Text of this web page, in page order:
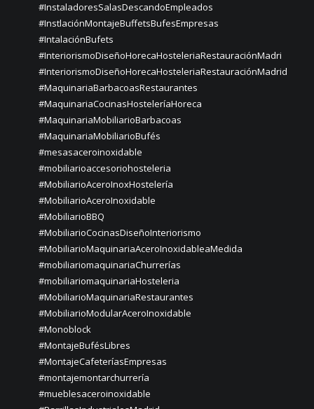
#InstaladoresSalasDescandoEmpleados
#InstlaciónMontajeBuffetsBufesEmpresas
#IntalaciónBufets
#InteriorismoDiseñoHorecaHosteleriaRestauraciónMadri
#InteriorismoDiseñoHorecaHosteleriaRestauraciónMadrid
#MaquinariaBarbacoasRestaurantes
#MaquinariaCocinasHosteleríaHoreca
#MaquinariaMobiliarioBarbacoas
#MaquinariaMobiliarioBufés
#mesasaceroinoxidable
#mobiliarioaccesoriohosteleria
#MobiliarioAceroInoxHostelería
#MobiliarioAceroInoxidable
#MobiliarioBBQ
#MobiliarioCocinasDiseñoInteriorismo
#MobiliarioMaquinariaAceroInoxidableaMedida
#mobiliariomaquinariaChurrerías
#mobiliariomaquinariaHosteleria
#MobiliarioMaquinariaRestaurantes
#MobiliarioModularAceroInoxidable
#Monoblock
#MontajeBufésLibres
#MontajeCafeteríasEmpresas
#montajemontarchurrería
#mueblesaceroinoxidable